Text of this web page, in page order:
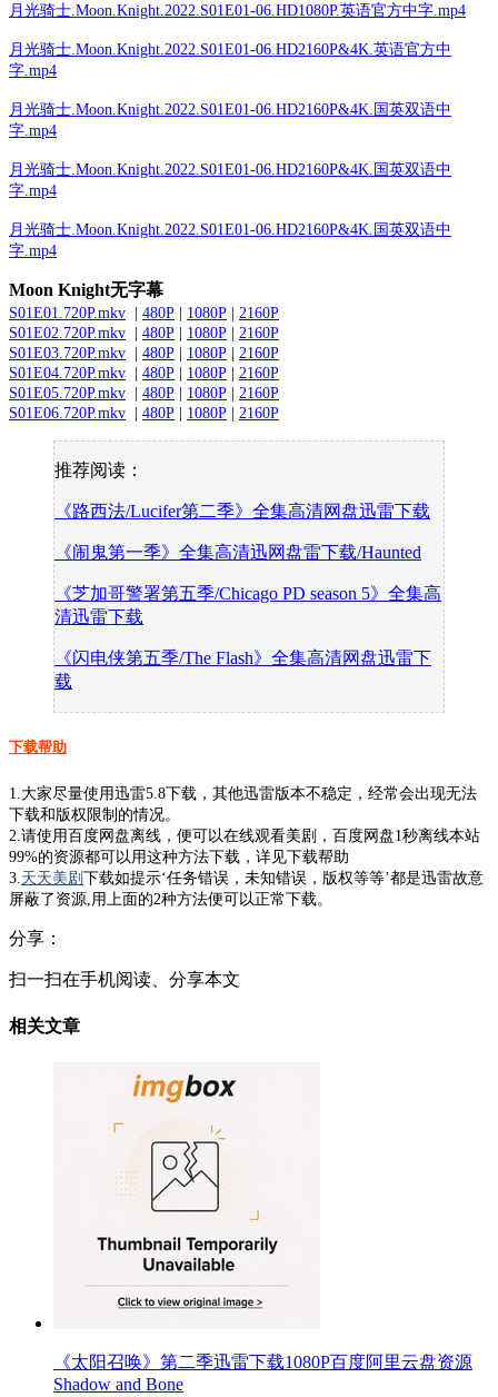
月光骑士.Moon.Knight.2022.S01E01-06.HD1080P.英语官方中字.mp4
月光骑士.Moon.Knight.2022.S01E01-06.HD2160P&4K.英语官方中
字.mp4
月光骑士.Moon.Knight.2022.S01E01-06.HD2160P&4K.国英双语中
字.mp4
月光骑士.Moon.Knight.2022.S01E01-06.HD2160P&4K.国英双语中
字.mp4
月光骑士.Moon.Knight.2022.S01E01-06.HD2160P&4K.国英双语中
字.mp4
Moon Knight无字幕
S01E01.720P.mkv 480P 1080P
2160P
S01E02.720P.mkv
480P 1080P
2160P
S01E03.720P.mkv
480P 1080P
2160P
S01E04.720P.mkv
480P 1080P
2160P
S01E05.720P.mkv
480P 1080P
2160P
S01E06.720P.mkv
480P 1080P 2160P
推荐阅读：
《路西法/Lucifer第二季》全集高清网盘迅雷下载
《闹鬼第一季》全集高清迅网盘雷下载/Haunted
《芝加哥警署第五季/Chicago PD season 5》全集高
清迅雷下载
《闪电侠第五季/The Flash》全集高清网盘迅雷下
载
下载帮助
1.大家尽量使用迅雷5.8下载，其他迅雷版本不稳定，经常会出现无法
下载和版权限制的情况。
2.请使用百度网盘离线，便可以在线观看美剧，百度网盘1秒离线本站
99%的资源都可以用这种方法下载，详见下载帮助
3. 天天美剧 下载如提示‘任务错误，未知错误，版权等等’都是迅雷故意
屏蔽了资源,用上面的2种方法便可以正常下载。
分享：
扫一扫在手机阅读、分享本文
相关文章
《太阳召唤》第二季迅雷下载1080P百度阿里云盘资源
Shadow and Bone